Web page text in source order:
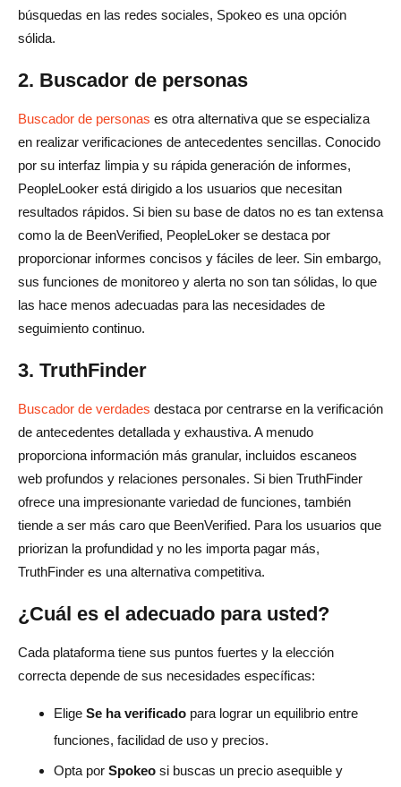
búsquedas en las redes sociales, Spokeo es una opción
sólida.
2. Buscador de personas
Buscador de personas es otra alternativa que se especializa
en realizar verificaciones de antecedentes sencillas. Conocido
por su interfaz limpia y su rápida generación de informes,
PeopleLooker está dirigido a los usuarios que necesitan
resultados rápidos. Si bien su base de datos no es tan extensa
como la de BeenVerified, PeopleLoker se destaca por
proporcionar informes concisos y fáciles de leer. Sin embargo,
sus funciones de monitoreo y alerta no son tan sólidas, lo que
las hace menos adecuadas para las necesidades de
seguimiento continuo.
3. TruthFinder
Buscador de verdades destaca por centrarse en la verificación
de antecedentes detallada y exhaustiva. A menudo
proporciona información más granular, incluidos escaneos
web profundos y relaciones personales. Si bien TruthFinder
ofrece una impresionante variedad de funciones, también
tiende a ser más caro que BeenVerified. Para los usuarios que
priorizan la profundidad y no les importa pagar más,
TruthFinder es una alternativa competitiva.
¿Cuál es el adecuado para usted?
Cada plataforma tiene sus puntos fuertes y la elección
correcta depende de sus necesidades específicas:
Elige Se ha verificado para lograr un equilibrio entre
funciones, facilidad de uso y precios.
Opta por Spokeo si buscas un precio asequible y